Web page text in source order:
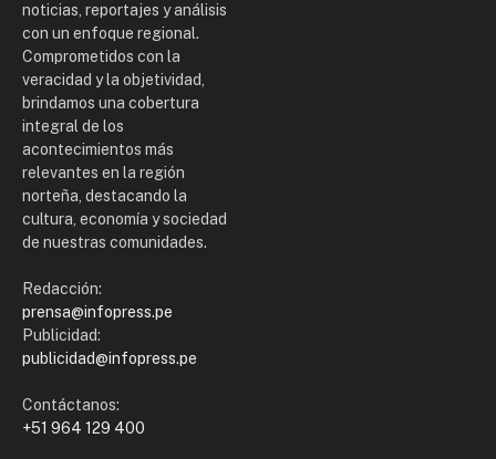
noticias, reportajes y análisis
con un enfoque regional.
Comprometidos con la
veracidad y la objetividad,
brindamos una cobertura
integral de los
acontecimientos más
relevantes en la región
norteña, destacando la
cultura, economía y sociedad
de nuestras comunidades.
Redacción:
prensa@infopress.pe
Publicidad:
publicidad@infopress.pe
Contáctanos:
+51 964 129 400